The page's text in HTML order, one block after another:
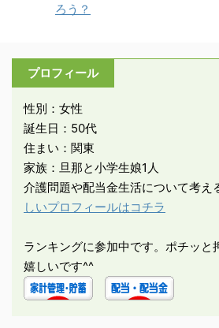
ろう？
プロフィール
性別：女性
誕生日：50代
住まい：関東
家族：旦那と小学生娘1人
介護問題や配当金生活について考
しいプロフィールはコチラ
ランキングに参加中です。ポチッと
嬉しいです^^